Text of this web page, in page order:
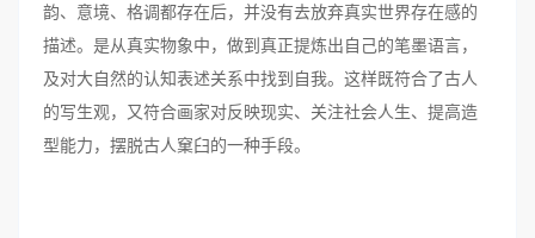
韵、意境、格调都存在后，并没有去放弃真实世界存在感的
描述。是从真实物象中，做到真正提炼出自己的笔墨语言，
及对大自然的认知表述关系中找到自我。这样既符合了古人
的写生观，又符合画家对反映现实、关注社会人生、提高造
型能力，摆脱古人窠臼的一种手段。